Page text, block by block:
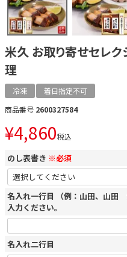
米久 お取り寄せセレク
理
冷凍
着日指定不可
商品番号 2600327584
¥4,860税込
のし表書き ※必須
名入れ一行目 （例：山田、山
入力ください。
名入れ二行目